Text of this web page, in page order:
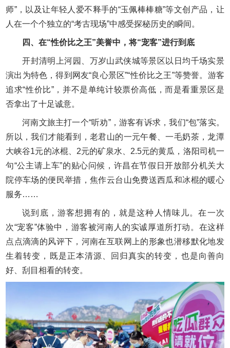
师”，以及让年轻人爱不释手的“玉佩棒棒糖”等文创产品，让
人在一个个独立的“考古现场”中感受探秘历史的瞬间。
四、在“性价比之王”美誉中，将“宠客”进行到底
开封清明上河园、万岁山武侠城等景区以日均千场实景
演出为特色，得到网友“良心景区”“性价比之王”等赞誉。游客
追求“性价比”，并不是单纯计较票价高低，而是看重景区是
否拿出了十足诚意。
河南文旅主打一个“听劝”，游客有诉求，我们“包”落实。
所以，我们才能看到，老君山的一元午餐、一毛奶茶，龙潭
大峡谷1元的冰棍、2元的矿泉水、2.5元的黄瓜，洛阳司机一
句“公主请上车”的贴心问候，许昌在节假日开放部分机关大
院停车场的便民举措，焦作云台山免费送西瓜和冰棍的暖心
服务……
说到底，游客想拥有的，就是这种人情味儿。在一次
次“宠客”体验中，游客被河南人的实诚厚道所打动。在这样
点点滴滴的风评下，河南在互联网上的形象也潜移默化地发
生着转变，既是正本清源、回归真实的转变，也是向善向
好、刮目相看的转变。